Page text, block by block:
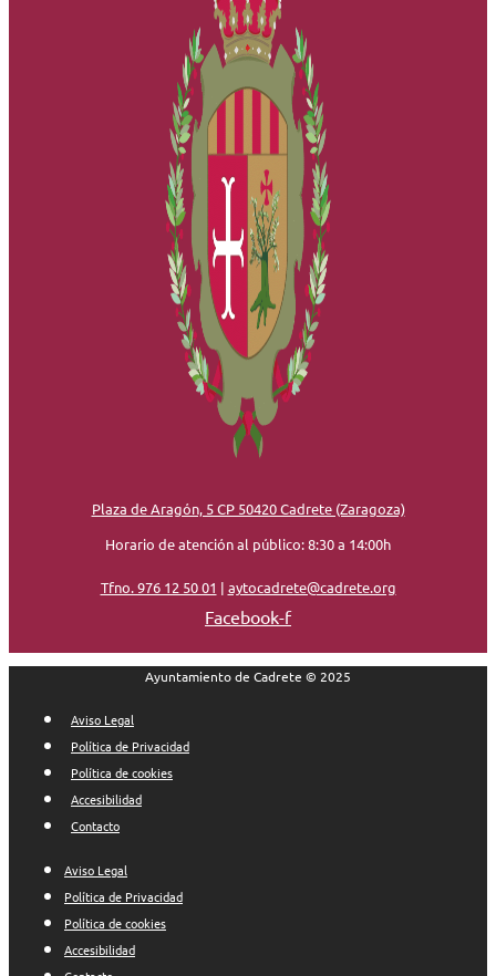
Plaza de Aragón, 5 CP 50420 Cadrete (Zaragoza)
Horario de atención al público: 8:30 a 14:00h
Tfno. 976 12 50 01 | aytocadrete@cadrete.org
Facebook-f
Ayuntamiento de Cadrete © 2025
Aviso Legal
Política de Privacidad
Política de cookies
Accesibilidad
Contacto
Aviso Legal
Política de Privacidad
Política de cookies
Accesibilidad